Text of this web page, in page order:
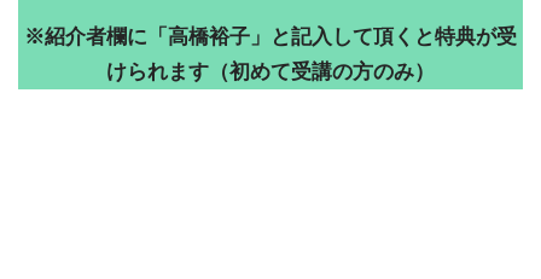
※紹介者欄に「高橋裕子」と記入して頂くと特典が受
けられます（初めて受講の方のみ）